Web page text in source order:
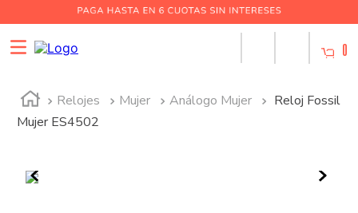
0
Relojes Mujer Análogo Mujer
Reloj Fossil
Mujer ES4502